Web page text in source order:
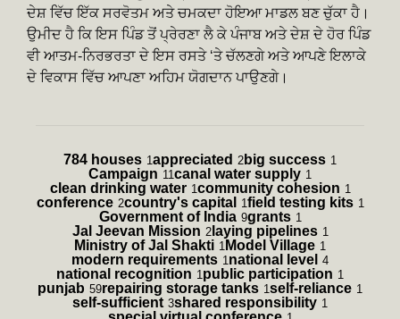
ਦੇਸ਼ ਵਿੱਚ ਇੱਕ ਸਰਵੋਤਮ ਅਤੇ ਚਮਕਦਾ ਹੋਇਆ ਮਾਡਲ ਬਣ ਚੁੱਕਾ ਹੈ।
ਉਮੀਦ ਹੈ ਕਿ ਇਸ ਪਿੰਡ ਤੋਂ ਪ੍ਰੇਰਣਾ ਲੈ ਕੇ ਪੰਜਾਬ ਅਤੇ ਦੇਸ਼ ਦੇ ਹੋਰ ਪਿੰਡ
ਵੀ ਆਤਮ-ਨਿਰਭਰਤਾ ਦੇ ਇਸ ਰਸਤੇ ‘ਤੇ ਚੱਲਣਗੇ ਅਤੇ ਆਪਣੇ ਇਲਾਕੇ
ਦੇ ਵਿਕਾਸ ਵਿੱਚ ਆਪਣਾ ਅਹਿਮ ਯੋਗਦਾਨ ਪਾਉਣਗੇ।
784 houses 1 appreciated 2 big success 1
Campaign 11 canal water supply 1
clean drinking water 1 community cohesion 1
conference 2country's capital 1 field testing kits 1
Government of India 9grants 1
Jal Jeevan Mission 2laying pipelines 1
Ministry of Jal Shakti 1 Model Village 1
modern requirements 1 national level 4
national recognition 1 public participation 1
punjab 59repairing storage tanks 1 self-reliance 1
self-sufficient 3shared responsibility 1